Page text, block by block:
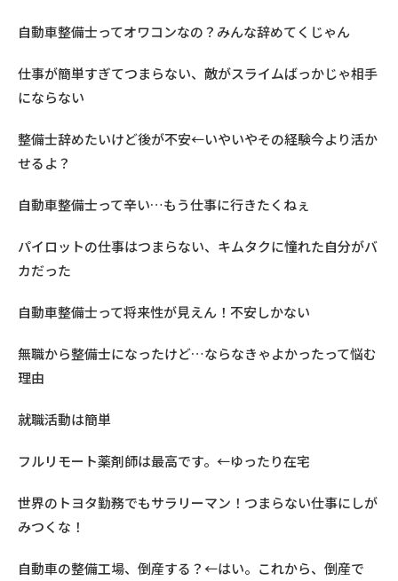
自動車整備士ってオワコンなの？みんな辞めてくじゃん
仕事が簡単すぎてつまらない、敵がスライムばっかじゃ相手
にならない
整備士辞めたいけど後が不安←いやいやその経験今より活か
せるよ？
自動車整備士って辛い…もう仕事に行きたくねぇ
パイロットの仕事はつまらない、キムタクに憧れた自分がバ
カだった
自動車整備士って将来性が見えん！不安しかない
無職から整備士になったけど…ならなきゃよかったって悩む
理由
就職活動は簡単
フルリモート薬剤師は最高です。←ゆったり在宅
世界のトヨタ勤務でもサラリーマン！つまらない仕事にしが
みつくな！
自動車の整備工場、倒産する？←はい。これから、倒産で